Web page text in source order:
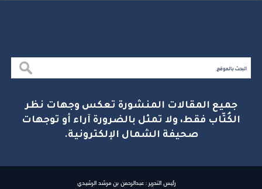
جميع المقالات المنشورة تعكس وجهات نظر
الكُتّاب فقط، ولا تمثل بالضرورة آراء أو توجهات
صحيفة الشمال الإلكترونية.
رئيس التحرير : عبدالرحمن بن مرشد الرشيدي